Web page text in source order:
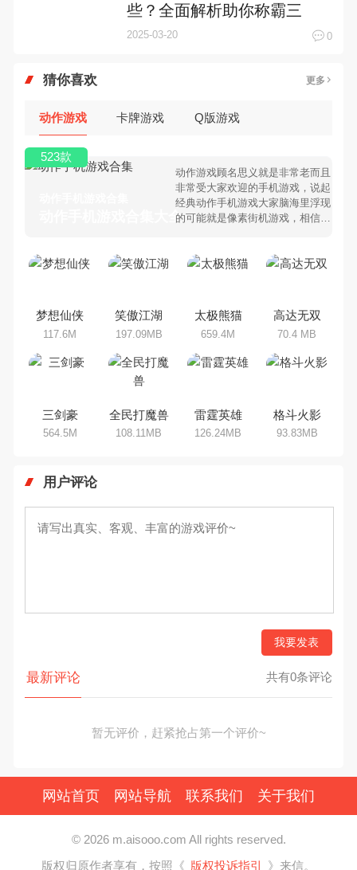
些？全面解析助你称霸三
界！
2025-03-20 0
猜你喜欢 更多
动作游戏 卡牌游戏 Q版游戏
动作手机游戏合集大全 >
动作游戏顾名思义就是非常老而且
非常受大家欢迎的手机游戏，说起
经典动作手机游戏大家脑海里浮现
的可能就是像素街机游戏，相信很
作手机游戏有哪些呢？游戏今天，
集，欢迎大家前来选择下载体验
523款
梦想仙侠
117.6M
笑傲江湖
197.09MB
太极熊猫
659.4M
高达无双
70.4 MB
三剑豪
564.5M
全民打魔兽
108.11MB
雷霆英雄
126.24MB
格斗火影
93.83MB
用户评论
我要发表
最新评论 共有0条评论
暂无评价，赶紧抢占第一个评价~
网站首页 网站导航 联系我们 关于我们
© 2026 m.aisooo.com All rights reserved.
版权归原作者享有，按照《 版权投诉指引 》来信。